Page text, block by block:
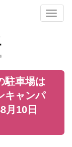
駐車場は
キャンパ
月10日